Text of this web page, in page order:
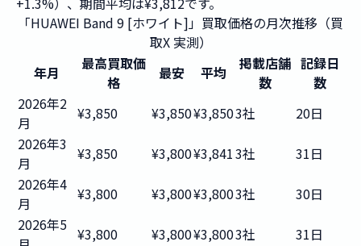
「HUAWEI Band 9 [ホワイト]」買取価格の月次推移（買
取X 実測）
年月
最高買取価
格
最安 平均
掲載店舗
数
記録日
数
2026年2
月
¥3,850 ¥3,850¥3,8503社
20日
2026年3
月
¥3,850 ¥3,800¥3,8413社
31日
2026年4
月
¥3,800 ¥3,800¥3,8003社
30日
2026年5 ¥3,800 ¥3,800¥3,8003社
31日